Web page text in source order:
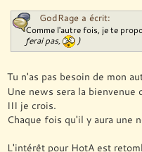
GodRage a écrit:
Comme l'autre fois, je te
ferai pas,
)
Tu n'as pas besoin de mon
Une news sera la
III je crois.
Chaque fois qu'il y aura une
L'intérêt pour HotA est